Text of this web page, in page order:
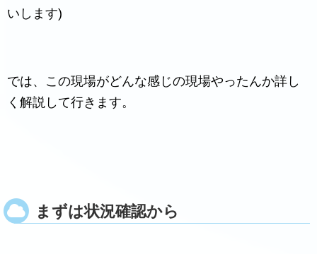
いします)
では、この現場がどんな感じの現場やったんか詳し
く解説して行きます。
まずは状況確認から